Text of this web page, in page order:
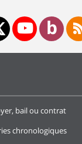
bail ou contrat
chronologiques